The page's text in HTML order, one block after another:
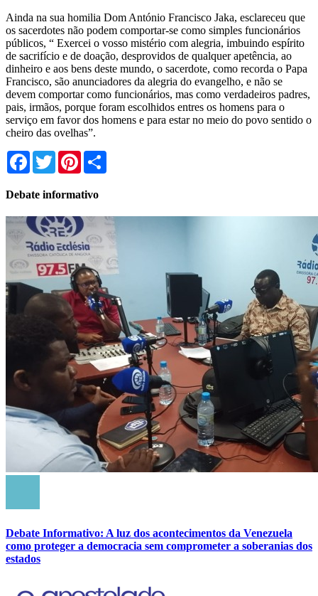
Ainda na sua homilia Dom António Francisco Jaka, esclareceu que
os sacerdotes não podem comportar-se como simples funcionários
públicos, “ Exercei o vosso mistério com alegria, imbuindo espírito
de sacrifício e de doação, desprovidos de qualquer apetência, ao
dinheiro e aos bens deste mundo, o sacerdote, como recorda o Papa
Francisco, são anunciadores da alegria do evangelho, e não se
devem comportar como funcionários, mas como verdadeiros padres,
pais, irmãos, porque foram escolhidos entres os homens para o
serviço em favor dos homens e para estar no meio do povo sentido o
cheiro das ovelhas”.
Facebook
TwitterPinterest
Debate informativo
Debate Informativo: A luz dos acontecimentos da Venezuela
como proteger a democracia sem comprometer a soberanias dos
estados